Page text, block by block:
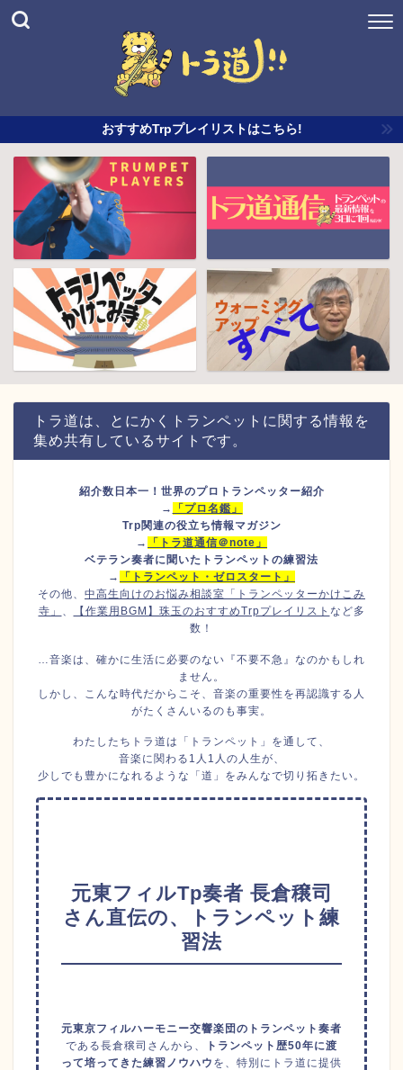
おすすめTrpプレイリストはこちら!
トラ道は、とにかくトランペットに関する情報を
集め共有しているサイトです。
紹介数日本一！世界のプロトランペッター紹介
→
「プロ名鑑」
Trp関連の役立ち情報マガジン
→
「トラ道通信＠note」
ベテラン奏者に聞いたトランペットの練習法
→
「トランペット・ゼロスタート」
その他、 中高生向けのお悩み相談室「トランペッターかけこみ
寺」
、 【作業用BGM】珠玉のおすすめTrpプレイリスト など多
数！
…音楽は、確かに生活に必要のない『不要不急』なのかもしれ
ません。
しかし、こんな時代だからこそ、音楽の重要性を再認識する人
がたくさんいるのも事実。
わたしたちトラ道は「トランペット」を通して、
音楽に関わる1人1人の人生が、
少しでも豊かになれるような「道」をみんなで切り拓きたい。
元東フィルTp奏者 長倉穣司
さん直伝の、トランペット練
習法
元東京フィルハーモニー交響楽団のトランペット奏者
である長倉穣司さんから、
トランペット歴50年に渡
って培ってきた練習ノウハウ を、特別にトラ道に提供